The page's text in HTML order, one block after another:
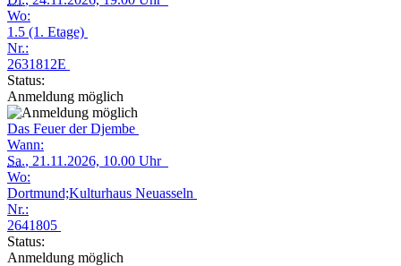
Wo:
1.5 (1. Etage)
Nr.:
2631812E
Status:
Anmeldung möglich
Das Feuer der Djembe
Wann:
Sa., 21.11.2026, 10.00 Uhr
Wo:
Dortmund;Kulturhaus Neuasseln
Nr.:
2641805
Status:
Anmeldung möglich